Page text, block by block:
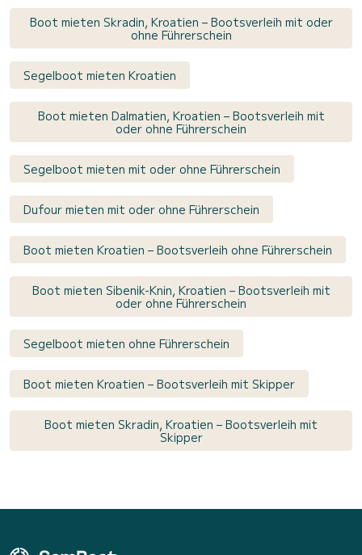
Boot mieten Skradin, Kroatien – Bootsverleih mit oder
ohne Führerschein
Segelboot mieten Kroatien
Boot mieten Dalmatien, Kroatien – Bootsverleih mit
oder ohne Führerschein
Segelboot mieten mit oder ohne Führerschein
Dufour mieten mit oder ohne Führerschein
Boot mieten Kroatien – Bootsverleih ohne Führerschein
Boot mieten Sibenik-Knin, Kroatien – Bootsverleih mit
oder ohne Führerschein
Segelboot mieten ohne Führerschein
Boot mieten Kroatien – Bootsverleih mit Skipper
Boot mieten Skradin, Kroatien – Bootsverleih mit
Skipper